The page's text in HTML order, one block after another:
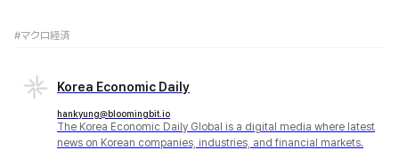
#マクロ経済
Korea Economic Daily
hankyung@bloomingbit.io
The Korea Economic Daily Global is a digital media where latest
news on Korean companies, industries, and financial markets.